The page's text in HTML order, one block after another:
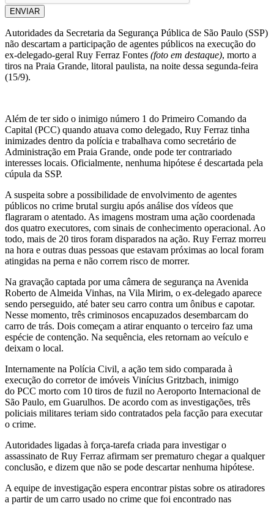
ENVIAR
Autoridades da Secretaria da Segurança Pública de São Paulo (SSP)
não descartam a participação de agentes públicos na execução do
ex-delegado-geral Ruy Ferraz Fontes (foto em destaque), morto a
tiros na Praia Grande, litoral paulista, na noite dessa segunda-feira
(15/9).
Além de ter sido o inimigo número 1 do Primeiro Comando da
Capital (PCC) quando atuava como delegado, Ruy Ferraz tinha
inimizades dentro da polícia e trabalhava como secretário de
Administração em Praia Grande, onde pode ter contrariado
interesses locais. Oficialmente, nenhuma hipótese é descartada pela
cúpula da SSP.
A suspeita sobre a possibilidade de envolvimento de agentes
públicos no crime brutal surgiu após análise dos vídeos que
flagraram o atentado. As imagens mostram uma ação coordenada
dos quatro executores, com sinais de conhecimento operacional. Ao
todo, mais de 20 tiros foram disparados na ação. Ruy Ferraz morreu
na hora e outras duas pessoas que estavam próximas ao local foram
atingidas na perna e não correm risco de morrer.
Na gravação captada por uma câmera de segurança na Avenida
Roberto de Almeida Vinhas, na Vila Mirim, o ex-delegado aparece
sendo perseguido, até bater seu carro contra um ônibus e capotar.
Nesse momento, três criminosos encapuzados desembarcam do
carro de trás. Dois começam a atirar enquanto o terceiro faz uma
espécie de contenção. Na sequência, eles retornam ao veículo e
deixam o local.
Internamente na Polícia Civil, a ação tem sido comparada à
execução do corretor de imóveis Vinícius Gritzbach, inimigo
do PCC morto com 10 tiros de fuzil no Aeroporto Internacional de
São Paulo, em Guarulhos. De acordo com as investigações, três
policiais militares teriam sido contratados pela facção para executar
o crime.
Autoridades ligadas à força-tarefa criada para investigar o
assassinato de Ruy Ferraz afirmam ser prematuro chegar a qualquer
conclusão, e dizem que não se pode descartar nenhuma hipótese.
A equipe de investigação espera encontrar pistas sobre os atiradores
a partir de um carro usado no crime que foi encontrado nas